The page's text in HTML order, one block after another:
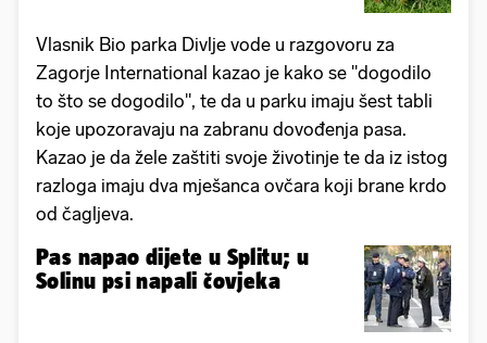
Vlasnik Bio parka Divlje vode u razgovoru za
Zagorje International kazao je kako se "dogodilo
to što se dogodilo", te da u parku imaju šest tabli
koje upozoravaju na zabranu dovođenja pasa.
Kazao je da žele zaštiti svoje životinje te da iz istog
razloga imaju dva mješanca ovčara koji brane krdo
od čagljeva.
Pas napao dijete u Splitu; u
Solinu psi napali čovjeka